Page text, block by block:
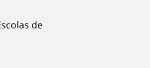
de